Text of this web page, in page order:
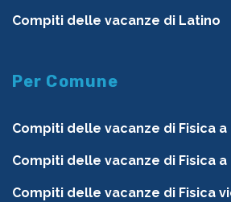
Compiti delle vacanze di Latino
Per Comune
Compiti delle vacanze di Fisica
Compiti delle vacanze di Fisica a
Compiti delle vacanze di Fisica